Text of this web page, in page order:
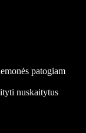
patogiam
nuskaitytus